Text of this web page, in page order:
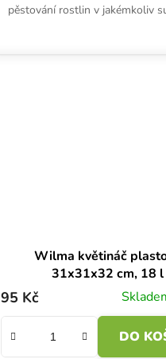
pěstování rostlin v jakémkoliv
Wilma květináč
31x31x32 cm, 18 l
95 Kč
DO